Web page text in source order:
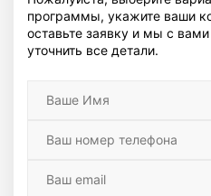
программы, укажите ваши
оставьте заявку и мы с
уточнить все детали.